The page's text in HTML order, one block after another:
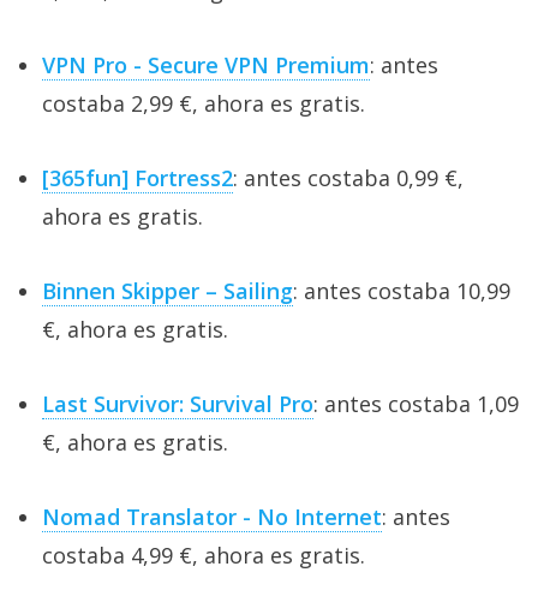
VPN Pro - Secure VPN Premium: antes
costaba 2,99 €, ahora es gratis.
[365fun] Fortress2: antes costaba 0,99 €,
ahora es gratis.
Binnen Skipper – Sailing: antes costaba 10,99
€, ahora es gratis.
Last Survivor: Survival Pro: antes costaba 1,09
€, ahora es gratis.
Nomad Translator - No Internet: antes
costaba 4,99 €, ahora es gratis.